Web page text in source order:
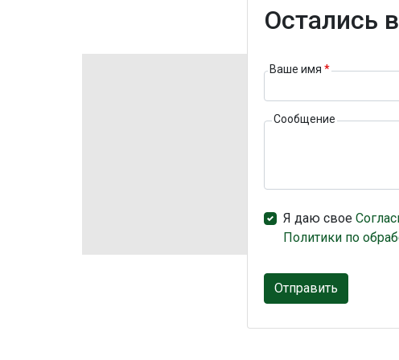
Остались
Ваше имя *
Сообщение
Я даю свое
Политики по
Отправить